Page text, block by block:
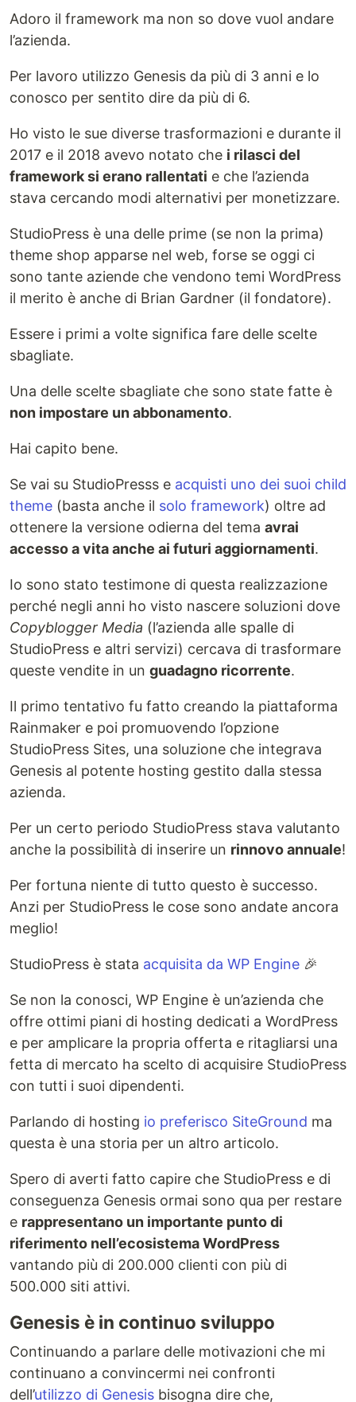
Adoro il framework ma non so dove vuol andare
l’azienda.
Per lavoro utilizzo Genesis da più di 3 anni e lo
conosco per sentito dire da più di 6.
Ho visto le sue diverse trasformazioni e durante il
2017 e il 2018 avevo notato che i rilasci del
framework si erano rallentati e che l’azienda
stava cercando modi alternativi per monetizzare.
StudioPress è una delle prime (se non la prima)
theme shop apparse nel web, forse se oggi ci
sono tante aziende che vendono temi WordPress
il merito è anche di Brian Gardner (il fondatore).
Essere i primi a volte significa fare delle scelte
sbagliate.
Una delle scelte sbagliate che sono state fatte è
non impostare un abbonamento.
Hai capito bene.
Se vai su StudioPresss e acquisti uno dei suoi child
theme (basta anche il solo framework) oltre ad
ottenere la versione odierna del tema avrai
accesso a vita anche ai futuri aggiornamenti.
Io sono stato testimone di questa realizzazione
perché negli anni ho visto nascere soluzioni dove
Copyblogger Media (l’azienda alle spalle di
StudioPress e altri servizi) cercava di trasformare
queste vendite in un guadagno ricorrente.
Il primo tentativo fu fatto creando la piattaforma
Rainmaker e poi promuovendo l’opzione
StudioPress Sites, una soluzione che integrava
Genesis al potente hosting gestito dalla stessa
azienda.
Per un certo periodo StudioPress stava valutanto
anche la possibilità di inserire un rinnovo annuale!
Per fortuna niente di tutto questo è successo.
Anzi per StudioPress le cose sono andate ancora
meglio!
StudioPress è stata acquisita da WP Engine 🎉
Se non la conosci, WP Engine è un’azienda che
offre ottimi piani di hosting dedicati a WordPress
e per amplicare la propria offerta e ritagliarsi una
fetta di mercato ha scelto di acquisire StudioPress
con tutti i suoi dipendenti.
Parlando di hosting io preferisco SiteGround ma
questa è una storia per un altro articolo.
Spero di averti fatto capire che StudioPress e di
conseguenza Genesis ormai sono qua per restare
e rappresentano un importante punto di
riferimento nell’ecosistema WordPress
vantando più di 200.000 clienti con più di
500.000 siti attivi.
Genesis è in continuo sviluppo
Continuando a parlare delle motivazioni che mi
continuano a convincermi nei confronti
dell’utilizzo di Genesis bisogna dire che,